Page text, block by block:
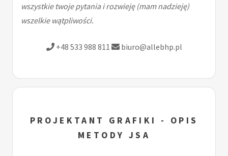
wszystkie twoje pytania i rozwieję (mam nadzieję)
wszelkie wątpliwości.
+48 533 988 811 biuro@allebhp.pl
PROJEKTANT GRAFIKI - OPIS
METODY JSA